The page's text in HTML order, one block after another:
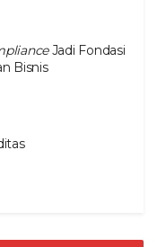
Jadi Fondasi
Bisnis